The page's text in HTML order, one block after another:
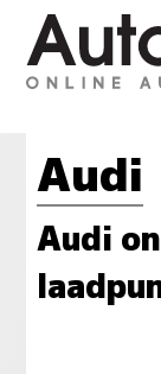
Audi
Audi